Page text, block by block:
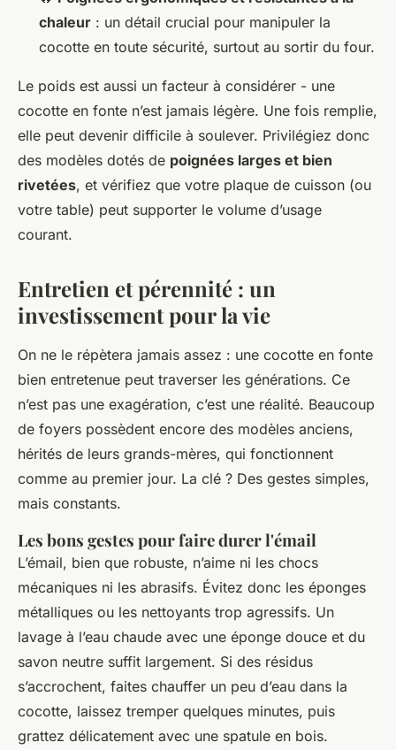
chaleur : un détail crucial pour manipuler la
cocotte en toute sécurité, surtout au sortir du four.
Le poids est aussi un facteur à considérer - une
cocotte en fonte n’est jamais légère. Une fois remplie,
elle peut devenir difficile à soulever. Privilégiez donc
des modèles dotés de poignées larges et bien
rivetées, et vérifiez que votre plaque de cuisson (ou
votre table) peut supporter le volume d’usage
courant.
Entretien et pérennité : un
investissement pour la vie
On ne le répètera jamais assez : une cocotte en fonte
bien entretenue peut traverser les générations. Ce
n’est pas une exagération, c’est une réalité. Beaucoup
de foyers possèdent encore des modèles anciens,
hérités de leurs grands-mères, qui fonctionnent
comme au premier jour. La clé ? Des gestes simples,
mais constants.
Les bons gestes pour faire durer l'émail
L’émail, bien que robuste, n’aime ni les chocs
mécaniques ni les abrasifs. Évitez donc les éponges
métalliques ou les nettoyants trop agressifs. Un
lavage à l’eau chaude avec une éponge douce et du
savon neutre suffit largement. Si des résidus
s’accrochent, faites chauffer un peu d’eau dans la
cocotte, laissez tremper quelques minutes, puis
grattez délicatement avec une spatule en bois.